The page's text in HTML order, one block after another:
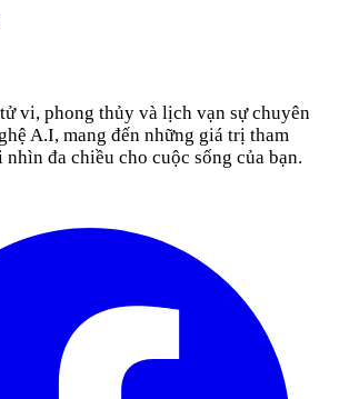
vi, phong thủy và lịch vạn sự chuyên
A.I, mang đến những giá trị tham
đa chiều cho cuộc sống của bạn.